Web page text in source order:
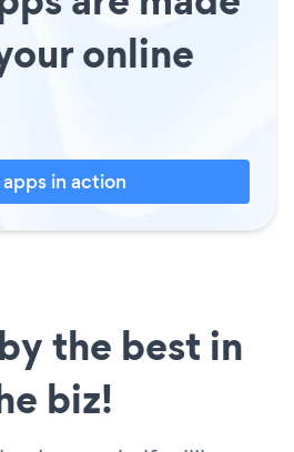
online
apps in action
the best in
biz!